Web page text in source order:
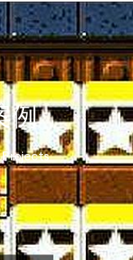
例